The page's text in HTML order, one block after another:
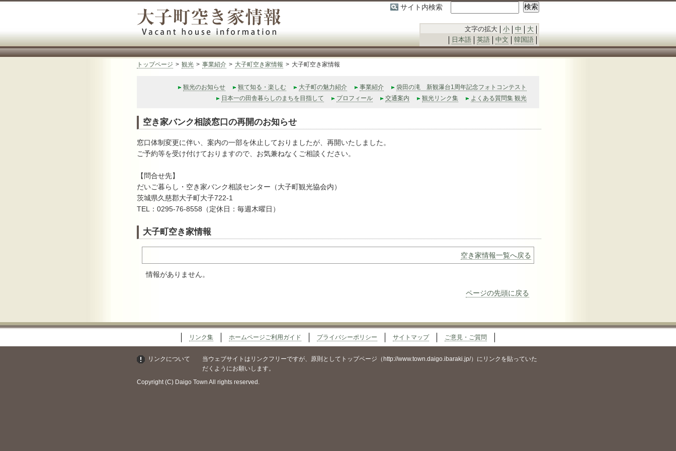
サイト内検索
文字の拡大 小 中
大
日本語
英語 中文 韓国語
トップページ > 観光 > 事業紹介 > 大子町空き家情報 > 大子町空き家情報
観光のお知らせ 観て知る・楽しむ 大子町の魅力紹介 事業紹介
袋田の滝 新観瀑台1周年記念フォトコンテスト
日本一の田舎暮らしのまちを目指して
プロフィール 交通案内 観光リンク集 よくある質問集 観光
空き家バンク相談窓口の再開のお知らせ
窓口体制変更に伴い、案内の一部を休止しておりましたが、再開いたしました。
ご予約等を受け付けておりますので、お気兼ねなくご相談ください。
【問合せ先】
だいご暮らし・空き家バンク相談センター（大子町観光協会内）
茨城県久慈郡大子町大子722-1
TEL：0295‐76‐8558（定休日：毎週木曜日）
大子町空き家情報
空き家情報一覧へ戻る
情報がありません。
ページの先頭に戻る
リンク集 ホームページご利用ガイド プライバシーポリシー サイトマップ ご意見・ご質問
リンクについて
当ウェブサイトはリンクフリーですが、原則としてトップページ（http://www.town.daigo.ibaraki.jp/）にリンクを貼っていた
だくようにお願いします。
Copyright (C) Daigo Town All rights reserved.